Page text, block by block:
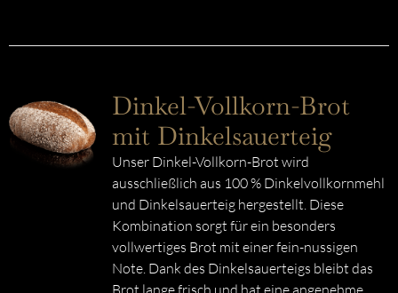
Dinkel-Vollkorn-Brot
mit Dinkelsauerteig
Unser Dinkel-Vollkorn-Brot wird
ausschließlich aus 100 % Dinkelvollkornmehl
und Dinkelsauerteig hergestellt. Diese
Kombination sorgt für ein besonders
vollwertiges Brot mit einer fein-nussigen
Note. Dank des Dinkelsauerteigs bleibt das
Brot lange frisch und hat eine angenehme,